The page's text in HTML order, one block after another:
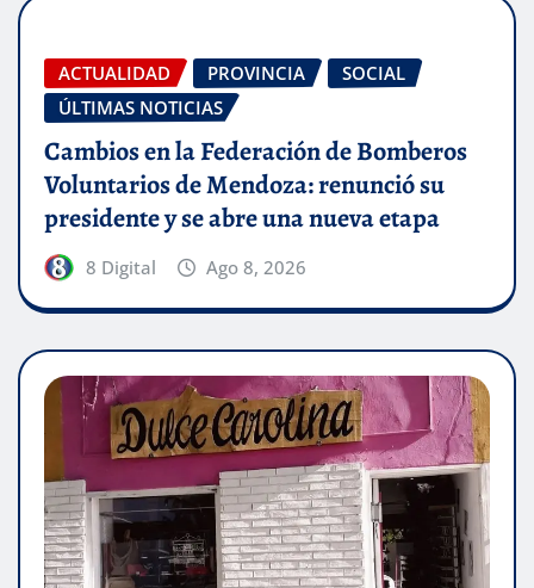
ACTUALIDAD PROVINCIA
SOCIAL
ÚLTIMAS NOTICIAS
Cambios en la Federación de Bomberos
Voluntarios de Mendoza: renunció su
presidente y se abre una nueva etapa
8 Digital Ago 8, 2026